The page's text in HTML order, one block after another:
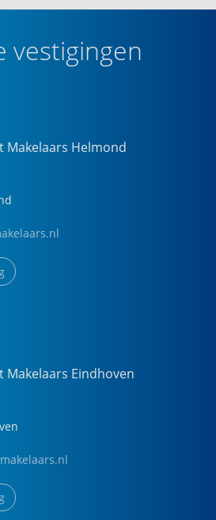
vestigingen
Makelaars Helmond
Makelaars Eindhoven